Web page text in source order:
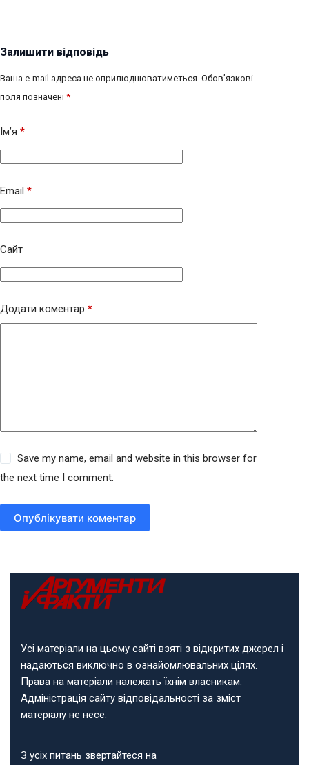
Залишити відповідь
Ваша e-mail адреса не оприлюднюватиметься. Обов’язкові
поля позначені *
Ім’я *
Email *
Сайт
Додати коментар *
Save my name, email and website in this browser for
the next time I comment.
Опублікувати коментар
Усі матеріали на цьому сайті взяті з відкритих джерел і
надаються виключно в ознайомлювальних цілях.
Права на матеріали належать їхнім власникам.
Адміністрація сайту відповідальності за зміст
матеріалу не несе.
З усіх питань звертайтеся на